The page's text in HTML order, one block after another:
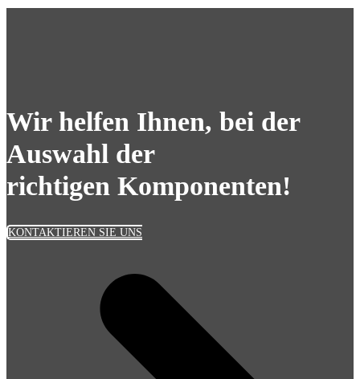
Wir helfen Ihnen, bei der
Auswahl der
richtigen Komponenten!
KONTAKTIEREN SIE UNS